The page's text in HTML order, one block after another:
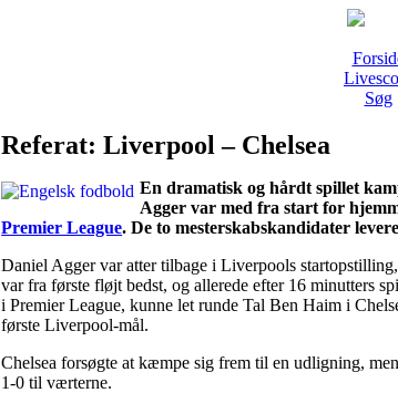
Søg
Referat: Liverpool – Chelsea
En dramatisk og hårdt spillet
Agger var med fra start for
Premier League. De to mesterskabskandidater
Daniel Agger var atter tilbage i Liverpools
var fra første fløjt bedst, og allerede efter 16 minutters
i Premier League, kunne let runde Tal Ben Haim i
første Liverpool-mål.
Chelsea forsøgte at kæmpe sig frem til en udligning,
1-0 til værterne.